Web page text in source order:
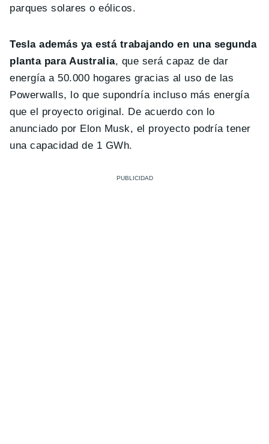
parques solares o eólicos.
Tesla además ya está trabajando en una segunda
planta para Australia, que será capaz de dar
energía a 50.000 hogares gracias al uso de las
Powerwalls, lo que supondría incluso más energía
que el proyecto original. De acuerdo con lo
anunciado por Elon Musk, el proyecto podría tener
una capacidad de 1 GWh.